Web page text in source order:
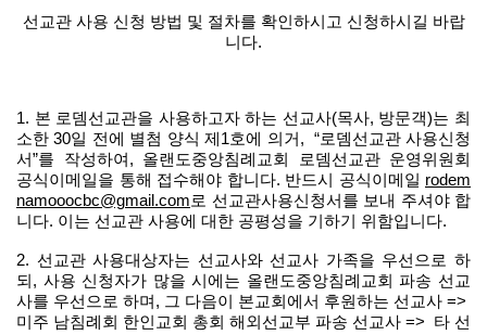
선교관 사용 신청 방법 및 절차를 확인하시고 신청하시길 바랍
니다.
1. 본 로뎀선교관을 사용하고자 하는 선교사(목사, 방문객)는 최
소한 30일 전에 별첨 양식 제 1호에 의거 , “로뎀선교관 사용신청
서”를 작성하여 , 올랜도중앙침례교회 로뎀선교관 운영위원회
공식이메일을 통해 접수해야 합니다. 반드시 공식이메일 rodem
namooocbc@gmail.com로 선교관사용신청서를 보내 주셔야 합
니다. 이는 선교관 사용에 대한 공평성을 기하기 위함입니다.
2. 선교관 사용대상자는 선교사와 선교사 가족을 우선으로 하
되 , 사용 신청자가 많을 시에는 올랜도중앙침례교회 파송 선교
사를 우선으로 하며 , 그 다음이 본교회에서 후원하는 선교사 =>
미주 남침례회 한인교회 총회 해외선교부 파송 선교사 =>
타 선